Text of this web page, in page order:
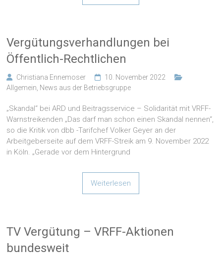
Vergütungsverhandlungen bei
Öffentlich-Rechtlichen
Christiana Ennemoser
10. November 2022
Allgemein News aus der Betriebsgruppe
„Skandal“ bei ARD und Beitragsservice – Solidarität mit VRFF-
Warnstreikenden „Das darf man schon einen Skandal nennen“,
so die Kritik von dbb -Tarifchef Volker Geyer an der
Arbeitgeberseite auf dem VRFF-Streik am 9. November 2022
in Köln. „Gerade vor dem Hintergrund
Weiterlesen
TV Vergütung – VRFF-Aktionen
bundesweit